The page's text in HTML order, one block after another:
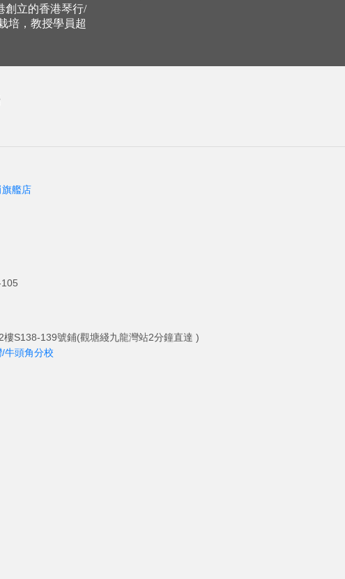
創立的香港琴行/
培，教授學員超
旗艦店
S138-139號鋪(觀塘綫九龍灣站2分鐘直達 )
牛頭角分校